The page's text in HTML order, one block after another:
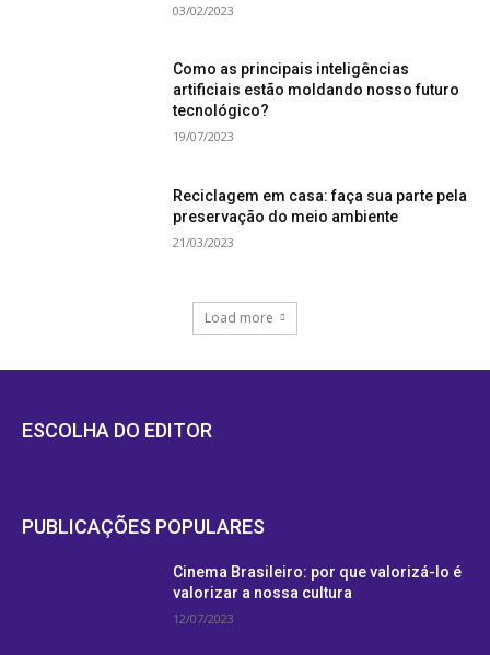
03/02/2023
Como as principais inteligências
artificiais estão moldando nosso futuro
tecnológico?
19/07/2023
Reciclagem em casa: faça sua parte pela
preservação do meio ambiente
21/03/2023
Load more
ESCOLHA DO EDITOR
PUBLICAÇÕES POPULARES
Cinema Brasileiro: por que valorizá-lo é
valorizar a nossa cultura
12/07/2023